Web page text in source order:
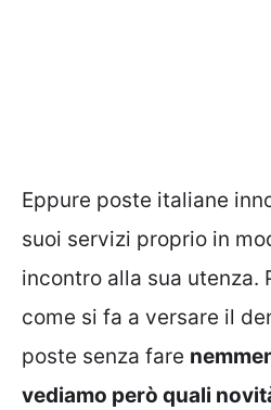
Eppure poste italiane
suoi servizi proprio in
incontro alla sua utenza.
come si fa a versare il
poste senza fare
vediamo però quali